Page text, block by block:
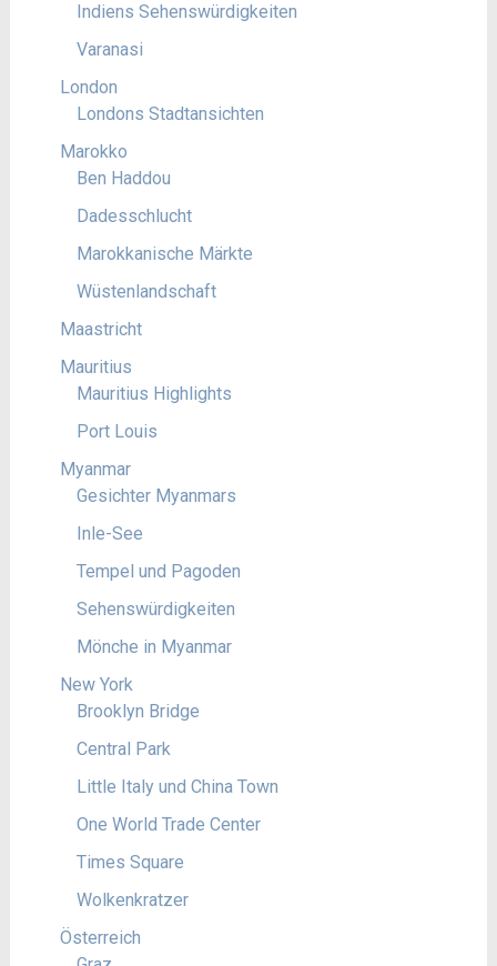
Indiens Sehenswürdigkeiten
Varanasi
London
Londons Stadtansichten
Marokko
Ben Haddou
Dadesschlucht
Marokkanische Märkte
Wüstenlandschaft
Maastricht
Mauritius
Mauritius Highlights
Port Louis
Myanmar
Gesichter Myanmars
Inle-See
Tempel und Pagoden
Sehenswürdigkeiten
Mönche in Myanmar
New York
Brooklyn Bridge
Central Park
Little Italy und China Town
One World Trade Center
Times Square
Wolkenkratzer
Österreich